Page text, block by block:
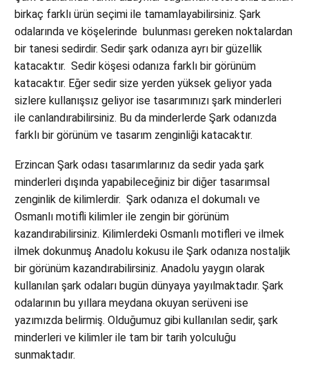
birkaç farklı ürün seçimi ile tamamlayabilirsiniz. Şark
odalarında ve köşelerinde bulunması gereken noktalardan
bir tanesi sedirdir. Sedir şark odanıza ayrı bir güzellik
katacaktır. Sedir köşesi odanıza farklı bir görünüm
katacaktır. Eğer sedir size yerden yüksek geliyor yada
sizlere kullanışsız geliyor ise tasarımınızı şark minderleri
ile canlandırabilirsiniz. Bu da minderlerde Şark odanızda
farklı bir görünüm ve tasarım zenginliği katacaktır.
Erzincan Şark odası tasarımlarınız da sedir yada şark
minderleri dışında yapabileceğiniz bir diğer tasarımsal
zenginlik de kilimlerdir. Şark odanıza el dokumalı ve
Osmanlı motifli kilimler ile zengin bir görünüm
kazandırabilirsiniz. Kilimlerdeki Osmanlı motifleri ve ilmek
ilmek dokunmuş Anadolu kokusu ile Şark odanıza nostaljik
bir görünüm kazandırabilirsiniz. Anadolu yaygın olarak
kullanılan şark odaları bugün dünyaya yayılmaktadır. Şark
odalarının bu yıllara meydana okuyan serüveni ise
yazımızda belirmiş. Olduğumuz gibi kullanılan sedir, şark
minderleri ve kilimler ile tam bir tarih yolculuğu
sunmaktadır.